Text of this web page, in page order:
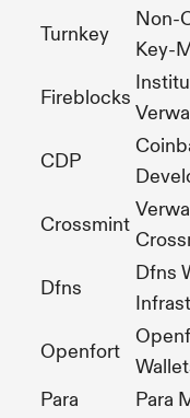
Turnkey
Non-
Key-
Fireblocks
CDP
Crossmint
Dfns
Dfns
Openfort
Para
Para